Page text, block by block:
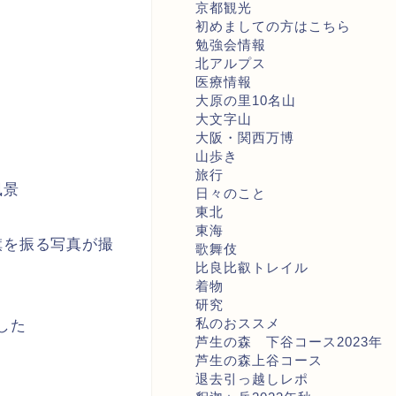
振る写真が撮
た
京都観光
初めましての方はこちら
勉強会情報
北アルプス
医療情報
大原の里10名山
大文字山
大阪・関西万博
山歩き
旅行
日々のこと
東北
東海
歌舞伎
比良比叡トレイル
着物
研究
私のおススメ
芦生の森 下谷コース2023年
芦生の森上谷コース
退去引っ越しレポ